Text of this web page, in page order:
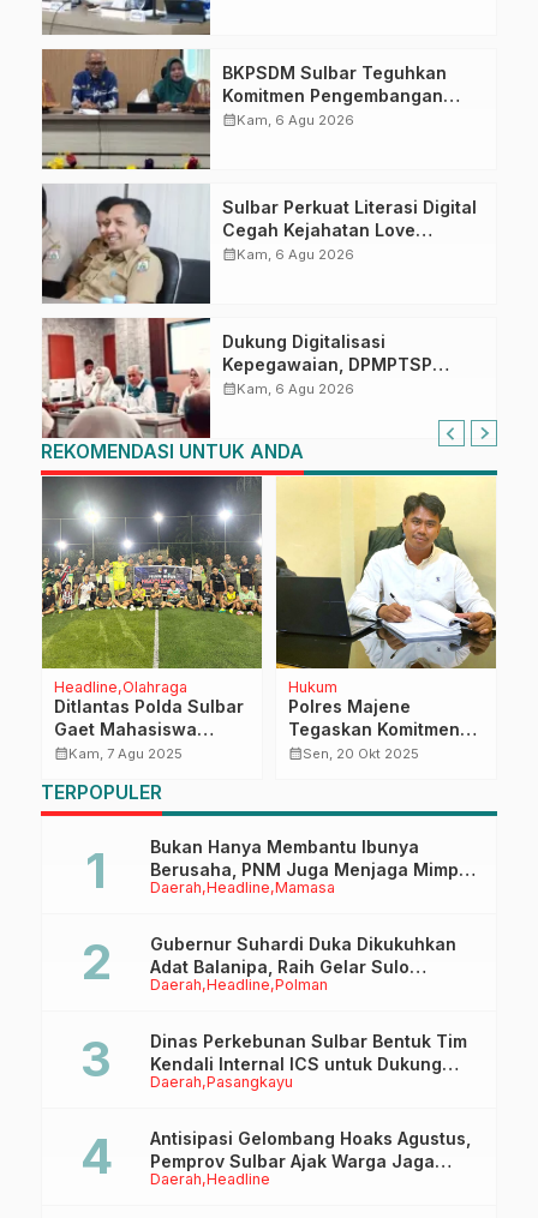
BKPSDM Sulbar Teguhkan
Komitmen Pengembangan
Kompetensi ASN melalui
calendar_monthKam, 6 Agu 2026
Sulbar Perkuat Literasi Digital
Cegah Kejahatan Love
Scamming
calendar_monthKam, 6 Agu 2026
Dukung Digitalisasi
Kepegawaian, DPMPTSP
Sulbar Siap Terapkan Aplikasi
calendar_monthKam, 6 Agu 2026
REKOMENDASI UNTUK ANDA
Headline Olahraga
Ditlantas Polda Sulbar
Gaet Mahasiswa
Universitas Tomakaka
di Mamuju
calendar_monthKam, 7 Agu 2025
Hukum
Polres Majene
Tegaskan Komitmen
Tuntaskan Kasus
Salah Satu Bank
BUMN
calendar_monthSen, 20 Okt 2025
TERPOPULER
Daerah Headline Mamasa
Bukan Hanya Membantu Ibunya
Berusaha, PNM Juga Menjaga Mimpi
Anaknya Untuk Menggapai Cita-Cita
Daerah Headline Polman
Gubernur Suhardi Duka Dikukuhkan
Adat Balanipa, Raih Gelar Sulo
Tappidena
Daerah Pasangkayu
Dinas Perkebunan Sulbar Bentuk Tim
Kendali Internal ICS untuk Dukung
Sertifikasi ISPO Pekebun di
Daerah Headline
Antisipasi Gelombang Hoaks Agustus,
Pemprov Sulbar Ajak Warga Jaga
Ruang Digital